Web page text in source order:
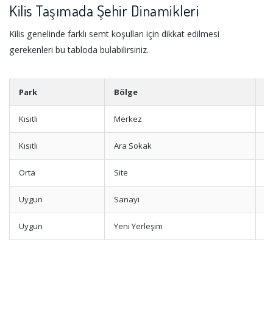
Kilis Taşımada Şehir Dinamikleri
Kilis genelinde farklı semt koşulları için dikkat edilmesi
gerekenleri bu tabloda bulabilirsiniz.
Park Bölge
Kısıtlı Merkez
Kısıtlı Ara Sokak
Orta Site
Uygun Sanayi
Uygun Yeni Yerleşim